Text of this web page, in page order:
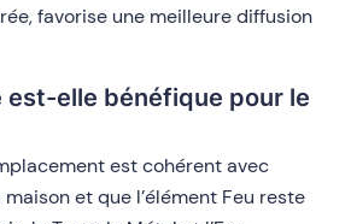
favorise une meilleure diffusion
est-elle bénéfique pour le
est cohérent avec
maison et que l’élément Feu reste